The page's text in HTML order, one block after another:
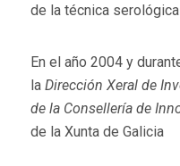
de la técnica serológica
En el año 2004 y
laDirección Xeral de
de la Consellería de
de la Xunta de Galicia